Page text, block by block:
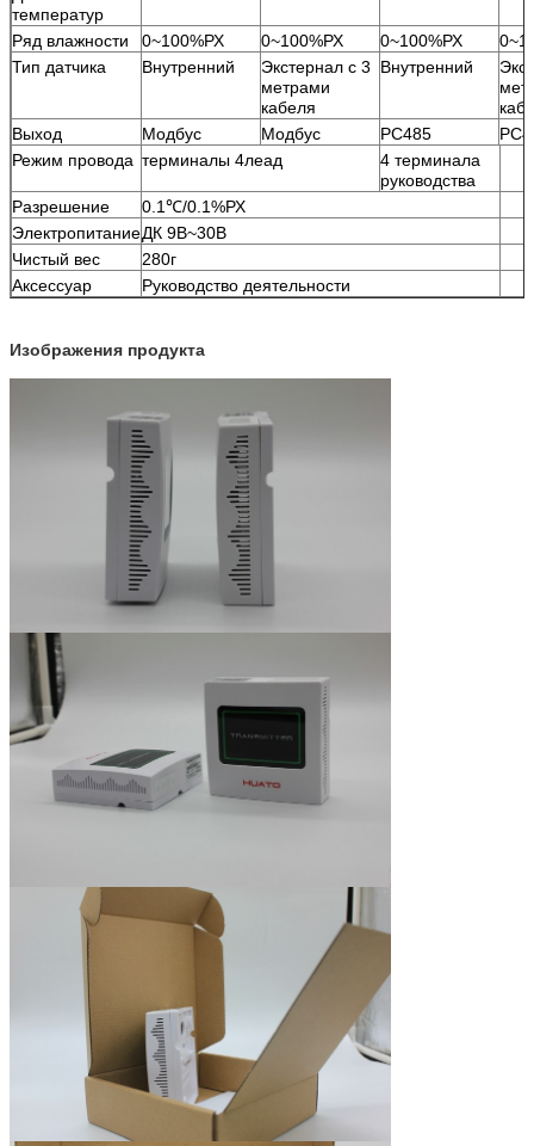
температур
Ряд влажности 0~100%РХ 0~100%РХ 0~100%РХ
Тип датчика
Внутренний
Экстернал с 3
метрами
кабеля
Внутренний
Выход
Модбус Модбус РС485
Режим провода терминалы 4леад
4 терминала
руководства
Разрешение
0.1℃/0.1%РХ
ЭлектропитаниеДК 9В~30В
Чистый вес
280г
Аксессуар
Руководство деятельности
Изображения продукта